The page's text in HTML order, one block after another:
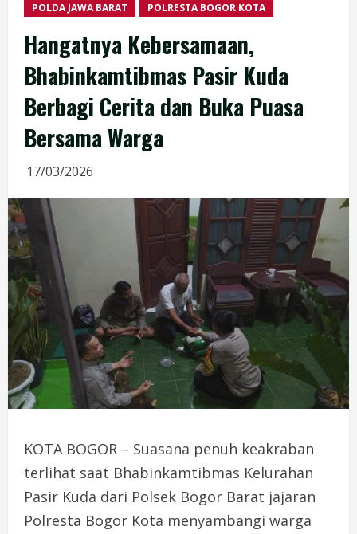
POLDA JAWA BARAT POLRESTA BOGOR KOTA
Hangatnya Kebersamaan,
Bhabinkamtibmas Pasir Kuda
Berbagi Cerita dan Buka Puasa
Bersama Warga
17/03/2026
KOTA BOGOR – Suasana penuh keakraban
terlihat saat Bhabinkamtibmas Kelurahan
Pasir Kuda dari Polsek Bogor Barat jajaran
Polresta Bogor Kota menyambangi warga